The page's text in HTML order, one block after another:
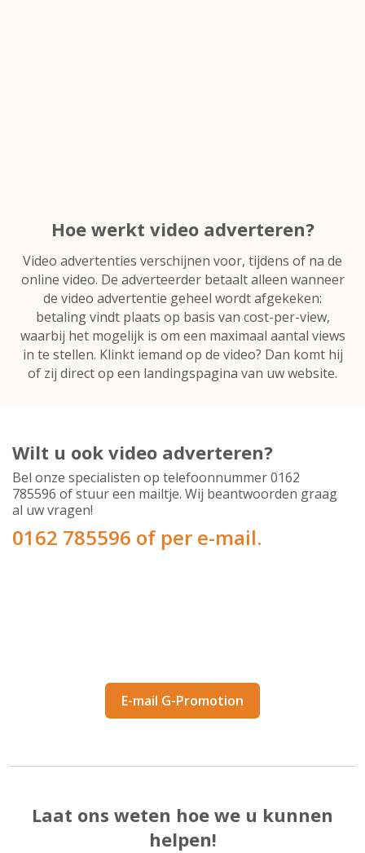
Hoe werkt video adverteren?
Video advertenties verschijnen voor, tijdens of na de
online video. De adverteerder betaalt alleen wanneer
de video advertentie geheel wordt afgekeken:
betaling vindt plaats op basis van cost-per-view,
waarbij het mogelijk is om een maximaal aantal views
in te stellen. Klinkt iemand op de video? Dan komt hij
of zij direct op een landingspagina van uw website.
Wilt u ook video adverteren?
Bel onze specialisten op telefoonnummer 0162
785596 of stuur een mailtje. Wij beantwoorden graag
al uw vragen!
0162 785596 of per e-mail.
E-mail G-Promotion
Laat ons weten hoe we u kunnen
helpen!